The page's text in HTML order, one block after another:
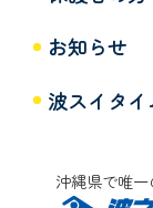
お知らせ
波スイタイ
沖縄県で唯